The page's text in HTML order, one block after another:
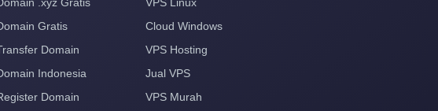
Gratis
Domain
Indonesia
Domain
Cloud Windows
VPS Hosting
Jual VPS
VPS Murah